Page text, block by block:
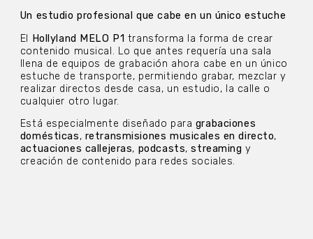
Un estudio profesional que cabe en un único estuche
El
Hollyland MELO P1 transforma la forma de crear
contenido musical. Lo que antes requería una sala
llena de equipos de grabación ahora cabe en un único
estuche de transporte, permitiendo grabar, mezclar y
realizar directos desde casa, un estudio, la calle o
cualquier otro lugar.
Está especialmente diseñado para grabaciones
domésticas, retransmisiones musicales en directo,
actuaciones callejeras, podcasts,streaming y
creación de contenido para redes sociales.